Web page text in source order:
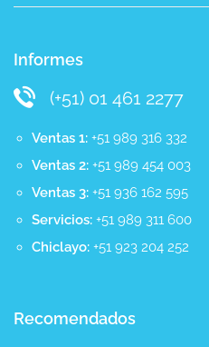
Informes
(+51) 01 461 2277
Ventas 1: +51 989 316 332
Ventas 2: +51 989 454 003
Ventas 3: +51 936 162 595
Servicios: +51 989 311 600
Chiclayo: +51 923 204 252
Recomendados